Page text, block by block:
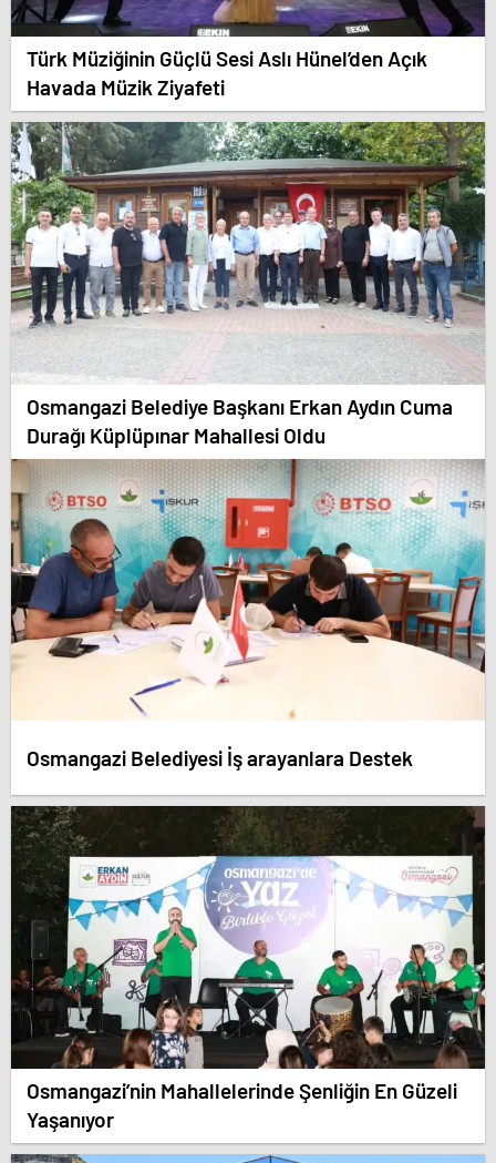
Türk Müziğinin Güçlü Sesi Aslı Hünel’den Açık
Havada Müzik Ziyafeti
Osmangazi Belediye Başkanı Erkan Aydın Cuma
Durağı Küplüpınar Mahallesi Oldu
Osmangazi Belediyesi İş arayanlara Destek
Osmangazi’nin Mahallelerinde Şenliğin En Güzeli
Yaşanıyor